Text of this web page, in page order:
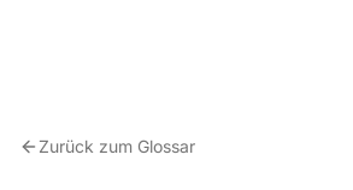
Zurück zum Glossar